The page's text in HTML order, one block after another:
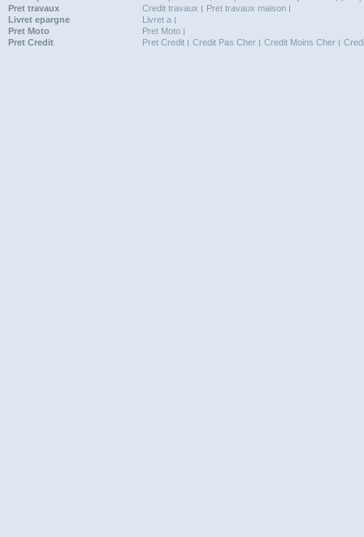
Pret travaux
Credit travaux
Pret travaux maison
Livret epargne
Livret a
Pret Moto
Pret Moto
Pret Credit
Pret Credit Credit Pas Cher Credit Moins Cher